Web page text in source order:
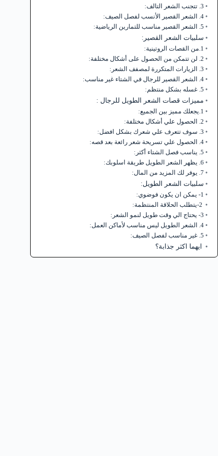
3. تتجنب الشعر التالف:
4. الشعر القصير الأنسب لفصل الصيف:
5. الشعر القصير مناسب للتمارين الرياضية:
سلبيات الشعر القصير:
1.من القصات الروتينية:
2. لن تتمكن من الحصول على أشكال مختلفة:
3. الزيارات المتكررة لمصفف الشعر:
4. الشعر القصير للرجال في الشتاء غير مناسب:
5. غسله بشكل منتظم:
مميزات قصات الشعر الطويل للرجال :
1.يجعلك مميز بين الجميع:
2. الحصول علي أشكال مختلفة:
3. سوف تتعرف علي شعرك بشكل افضل:
4. الحصول علي تسريحة شعر رائعة بعد قصه:
5. يناسب فصل الشتاء أكثر:
6. يظهر الشعر الطويل طريقة اسلوبك:
7. يوفر لك المزيد من المال:
سلبيات الشعر الطويل:
1- يمكن ان يكون فوضوي:
3- يحتاج الي وقت طويل لنمو الشعر:
4. الشعر الطويل ليس مناسب لأماكن العمل:
5. غير مناسب لفصل الصيف:
ايهما اكثر جذابة؟